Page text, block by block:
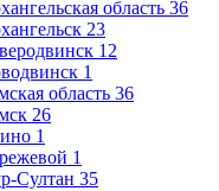
область 36
23
12
1
область 36
26
1
1
Султан 35